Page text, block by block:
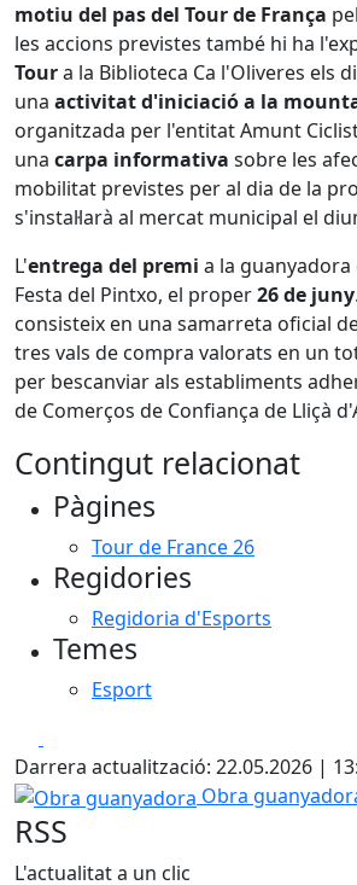
motiu del pas del Tour de França
les accions previstes també hi ha
Toura la Biblioteca Ca l'Oliveres els
una activitat d'iniciació a la
organitzada per l'entitat Amunt
una carpa informativa sobre les
mobilitat previstes per al dia de la
s'instal·larà al mercat municipal el
L'entrega del premi a la
Festa del Pintxo, el proper26 de juny
consisteix en una samarreta oficial
tres vals de compra valorats en un
per bescanviar als establiments
de Comerços de Confiança de Lliçà
Contingut relacionat
Pàgines
Tour de France 26
Regidories
Regidoria d'Esports
Temes
Esport
Darrera actualització: 22.05.2026 |
Obra guanyadora
Obra
RSS
L'actualitat a un clic